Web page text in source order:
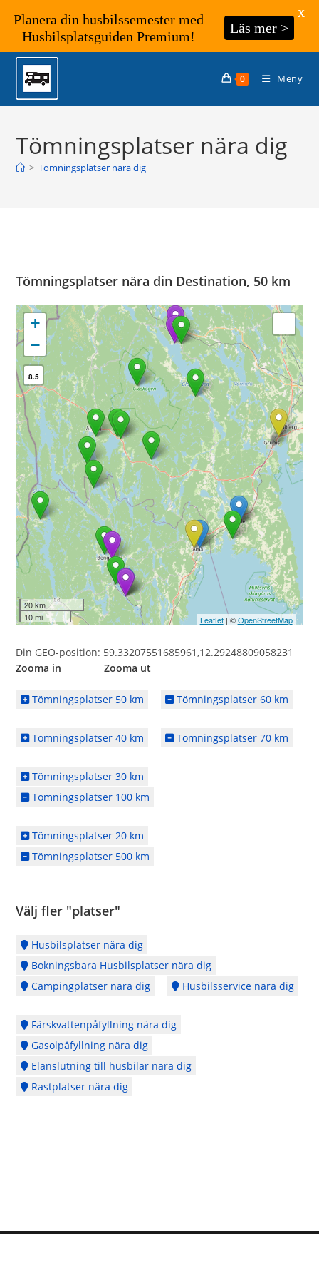
Hoppa
innehållet
0 Meny
Tömningsplatser nära dig
> Tömningsplatser nära dig
Tömningsplatser nära din Destination, 50 km
+
−
8.5
20 km
10 mi
Leaflet| ©OpenStreetMap
Din GEO-position: 59.33207551685961,12.29248809058231
Zooma in Zooma ut
Tömningsplatser 50 km Tömningsplatser 60 km
Tömningsplatser 40 km Tömningsplatser 70 km
Tömningsplatser 30 km
Tömningsplatser 100 km
Tömningsplatser 20 km
Tömningsplatser 500 km
Välj fler "platser"
Husbilsplatser nära dig
Bokningsbara Husbilsplatser nära dig
Campingplatser nära dig
Husbilsservice nära dig
Färskvattenpåfyllning nära dig
Gasolpåfyllning nära dig
Elanslutning till husbilar nära dig
Rastplatser nära dig
Planera din husbilssemester med
Husbilsplatsguiden Premium!
Läs mer >
X